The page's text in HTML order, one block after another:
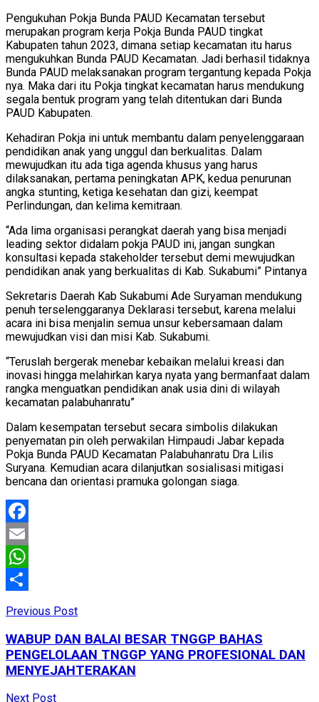
Pengukuhan Pokja Bunda PAUD Kecamatan tersebut
merupakan program kerja Pokja Bunda PAUD tingkat
Kabupaten tahun 2023, dimana setiap kecamatan itu harus
mengukuhkan Bunda PAUD Kecamatan. Jadi berhasil tidaknya
Bunda PAUD melaksanakan program tergantung kepada Pokja
nya. Maka dari itu Pokja tingkat kecamatan harus mendukung
segala bentuk program yang telah ditentukan dari Bunda
PAUD Kabupaten.
Kehadiran Pokja ini untuk membantu dalam penyelenggaraan
pendidikan anak yang unggul dan berkualitas. Dalam
mewujudkan itu ada tiga agenda khusus yang harus
dilaksanakan, pertama peningkatan APK, kedua penurunan
angka stunting, ketiga kesehatan dan gizi, keempat
Perlindungan, dan kelima kemitraan.
“Ada lima organisasi perangkat daerah yang bisa menjadi
leading sektor didalam pokja PAUD ini, jangan sungkan
konsultasi kepada stakeholder tersebut demi mewujudkan
pendidikan anak yang berkualitas di Kab. Sukabumi” Pintanya
Sekretaris Daerah Kab Sukabumi Ade Suryaman mendukung
penuh terselenggaranya Deklarasi tersebut, karena melalui
acara ini bisa menjalin semua unsur kebersamaan dalam
mewujudkan visi dan misi Kab. Sukabumi.
“Teruslah bergerak menebar kebaikan melalui kreasi dan
inovasi hingga melahirkan karya nyata yang bermanfaat dalam
rangka menguatkan pendidikan anak usia dini di wilayah
kecamatan palabuhanratu”
Dalam kesempatan tersebut secara simbolis dilakukan
penyematan pin oleh perwakilan Himpaudi Jabar kepada
Pokja Bunda PAUD Kecamatan Palabuhanratu Dra Lilis
Suryana. Kemudian acara dilanjutkan sosialisasi mitigasi
bencana dan orientasi pramuka golongan siaga.
Facebook
Email
WhatsApp
Previous Post
WABUP DAN BALAI BESAR TNGGP BAHAS
PENGELOLAAN TNGGP YANG PROFESIONAL DAN
MENYEJAHTERAKAN
Next Post